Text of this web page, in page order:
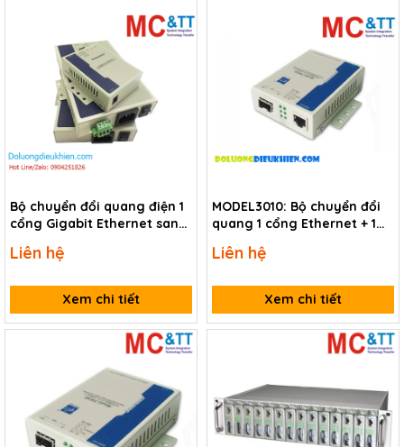
Bộ chuyển đổi quang điện 1
cổng Gigabit Ethernet sang
Liên hệ
Xem chi tiết
MODEL3010: Bộ chuyển đổi
quang 1 cổng Ethernet + 1
Liên hệ
Xem chi tiết